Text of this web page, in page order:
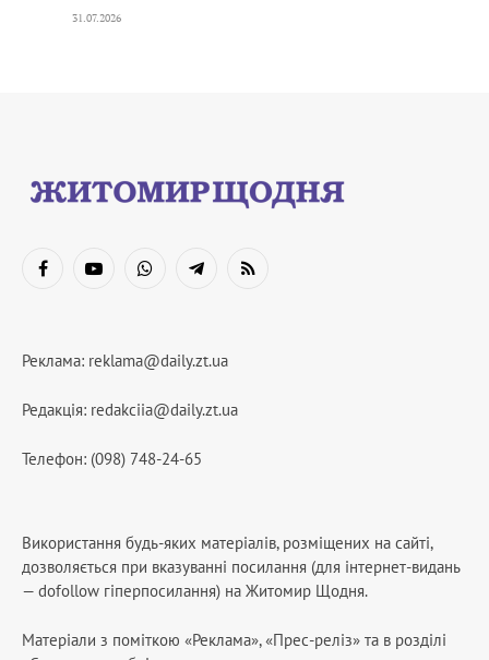
31.07.2026
FacebookYouTubeWhatsAppTelegramRSS
Реклама: reklama@daily.zt.ua
Редакція: redakciia@daily.zt.ua
Телефон: (098) 748-24-65
Використання будь-яких матеріалів, розміщених на сайті,
дозволяється при вказуванні посилання (для інтернет-видань
— dofollow гіперпосилання) на Житомир Щодня.
Матеріали з поміткою «Реклама», «Прес-реліз» та в розділі